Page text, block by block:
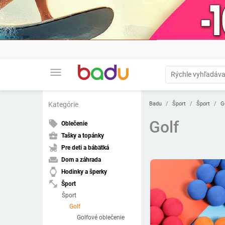
menu
Kategórie
local_offer Oblečenie
business_center Tašky a topánky
child_friendly Pre deti a bábätká
weekend Dom a záhrada
watch Hodinky a šperky
fitness_center Šport
Šport
Golf
Golfové oblečenie
Badu Šport Šport
Golf